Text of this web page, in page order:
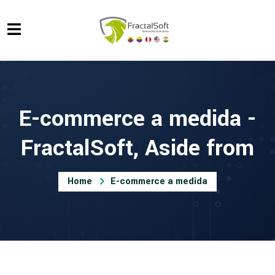
E-commerce a medida -
FractalSoft, Aside from
Home E-commerce a medida